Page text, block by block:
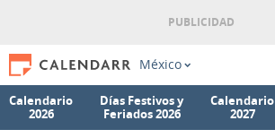
México
Calendario
2026
Días Festivos y
Feriados 2026
Calendario
2027